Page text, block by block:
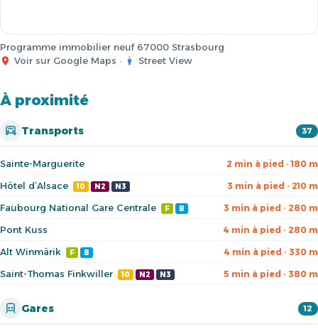
Programme immobilier neuf 67000 Strasbourg
Voir sur Google Maps · Street View
À proximité
Transports 37
Sainte-Marguerite 2 min à pied · 180 m
Hôtel d’Alsace 10 N2 N3 3 min à pied · 210 m
Faubourg National Gare Centrale F B 3 min à pied · 280 m
Pont Kuss 4 min à pied · 280 m
Alt Winmärik F B 4 min à pied · 330 m
Saint-Thomas Finkwiller 10 N2 N3 5 min à pied · 380 m
Gares 12